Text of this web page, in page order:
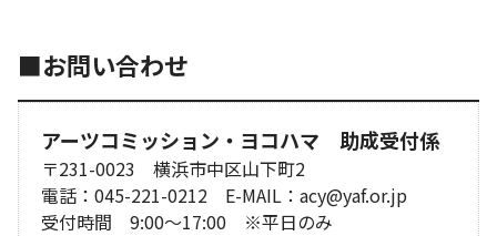
■お問い合わせ
アーツコミッション・ヨコハマ 助成受付係
〒231-0023 横浜市中区山下町2
電話：045-221-0212 E-MAIL：acy@yaf.or.jp
受付時間 9:00～17:00 ※平日のみ